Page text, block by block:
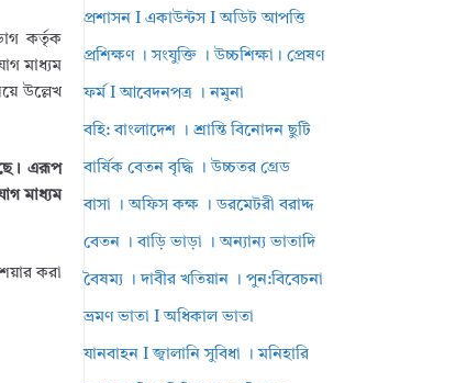
কর্তৃক
মাধ্যম
উল্লেখ
এরূপ
মাধ্যম
করা
প্রশাসন I একাউন্টস I অডিট আপত্তি
প্রশিক্ষণ । সংযুক্তি । উচ্চশিক্ষা। প্রেষণ
ফর্ম I আবেদনপত্র । নমুনা
বহি: বাংলাদেশ । শ্রান্তি বিনোদন ছুটি
বার্ষিক বেতন বৃদ্ধি । উচ্চতর গ্রেড
বাসা । অফিস কক্ষ । ডরমেটরী বরাদ্দ
বেতন । বাড়ি ভাড়া । অন্যান্য ভাতাদি
বৈষম্য । দাবীর খতিয়ান । পুন:বিবেচনা
ভ্রমণ ভাতা I অধিকাল ভাতা
যানবাহন I জ্বালানি সুবিধা । মনিহারি